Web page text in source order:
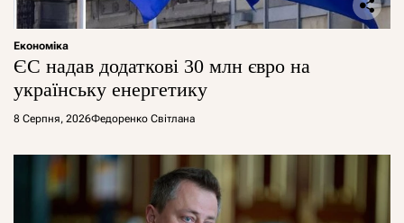
Економіка
ЄС надав додаткові 30 млн євро на
українську енергетику
8 Серпня, 2026Федоренко Світлана